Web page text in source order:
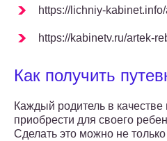
https://lichniy-
https://kabinetv.ru/artek-
Как получить
Каждый родитель в
приобрести для своего
Сделать это можно не